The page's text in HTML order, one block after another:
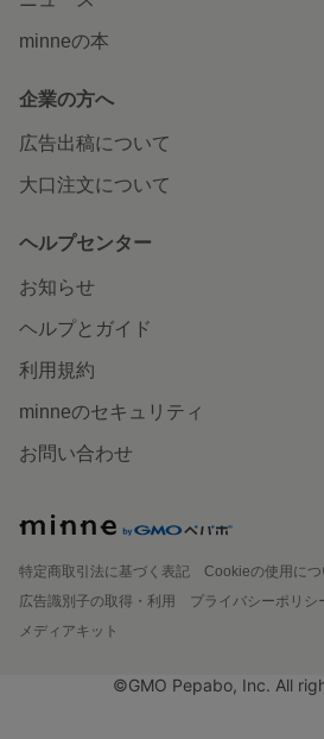
minneの本
企業の方へ
広告出稿について
大口注文について
ヘルプセンター
お知らせ
ヘルプとガイド
利用規約
minneのセキュリティ
お問い合わせ
特定商取引法に基づく表記
Cookieの使用につ
広告識別子の取得・利用
プライバシーポリシ
メディアキット
©GMO Pepabo, Inc. All